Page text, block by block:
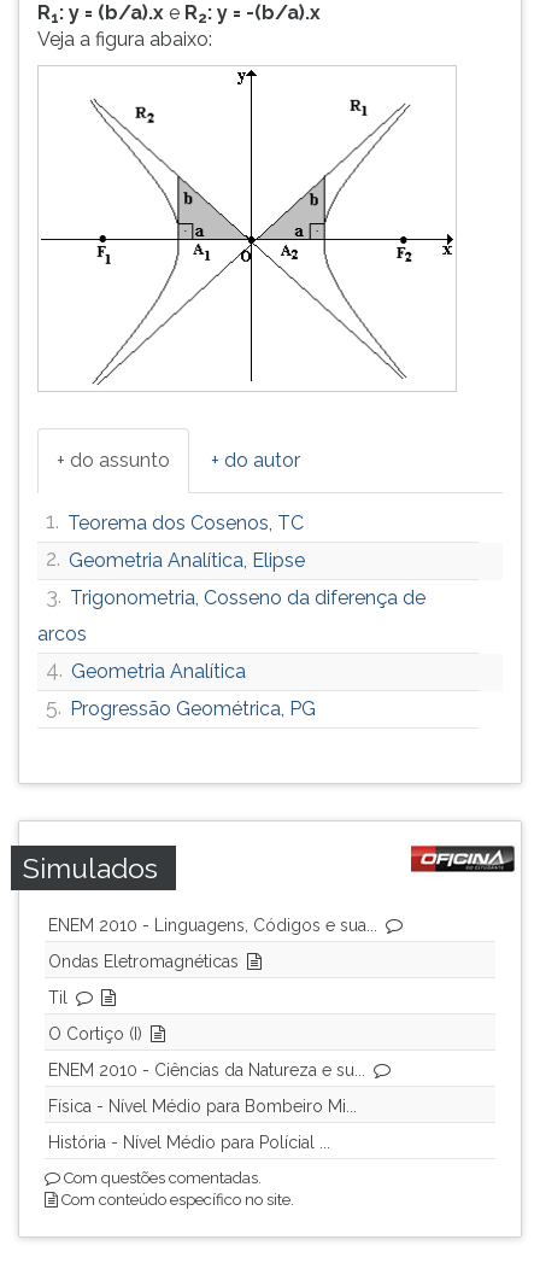
R1: y = (b/a).x e R2: y = -(b/a).x
Veja a figura abaixo:
+ do assunto + do autor
1. Teorema dos Cosenos, TC
2. Geometria Analítica, Elipse
3. Trigonometria, Cosseno da diferença de
arcos
4. Geometria Analítica
5. Progressão Geométrica, PG
Simulados
ENEM 2010 - Linguagens, Códigos e sua...
Ondas Eletromagnéticas
Til
O Cortiço (I)
ENEM 2010 - Ciências da Natureza e su...
Física - Nível Médio para Bombeiro Mi...
História - Nível Médio para Polícial ...
Com questões comentadas.
Com conteúdo específico no site.